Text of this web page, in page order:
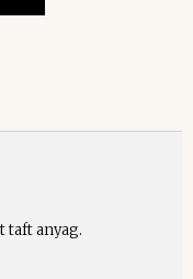
taft anyag.